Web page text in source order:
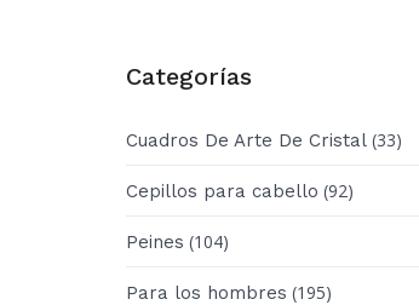
Categorías
Cuadros De Arte De Cristal (33)
Cepillos para cabello (92)
Peines (104)
Para los hombres (195)